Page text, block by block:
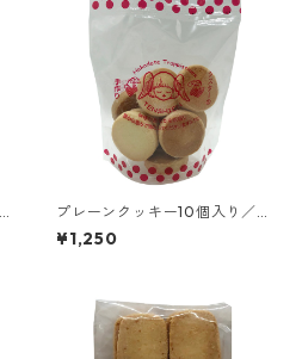
プレーンクッキー10個入り／
函館トラピスチヌ修道院 天使
園
¥1,250